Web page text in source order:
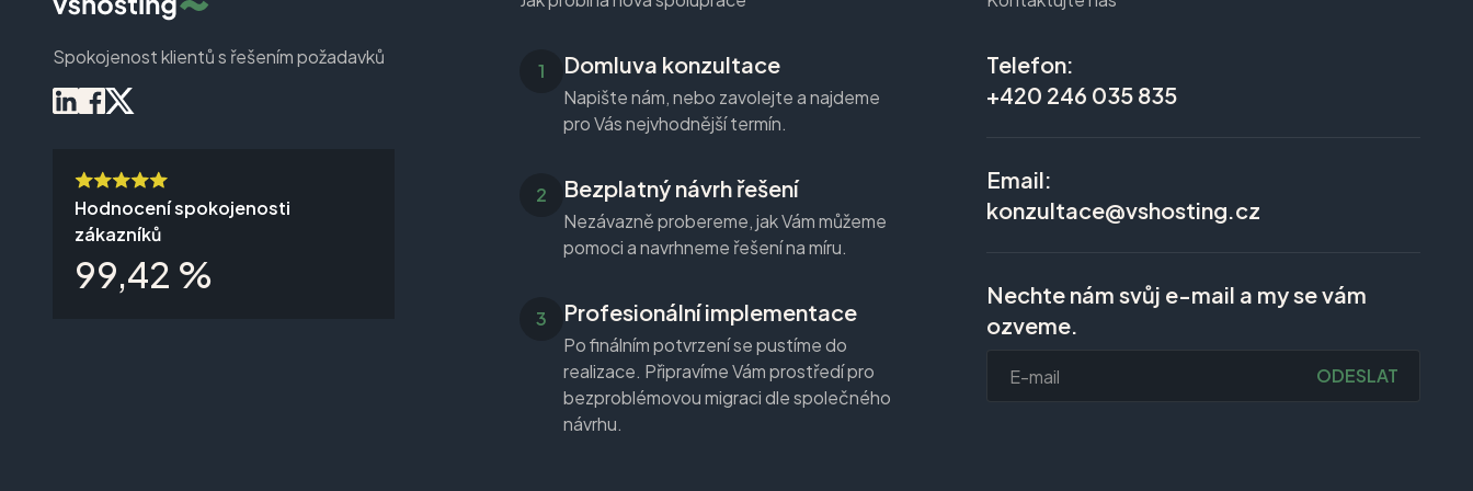
Spokojenost klientů s řešením požadavků
Hodnocení spokojenosti
zákazníků
99,42 %
Domluva konzultace
Napište nám, nebo zavolejte a najdeme
pro Vás nejvhodnější termín.
Bezplatný návrh řešení
Nezávazně probereme, jak Vám můžeme
pomoci a navrhneme řešení na míru.
Profesionální implementace
Po finálním potvrzení se pustíme do
realizace. Připravíme Vám prostředí pro
bezproblémovou migraci dle společného
návrhu.
Telefon:
+420 246 035 835
Email:
konzultace@vshosting.cz
Nechte nám svůj e-mail a my se vám
ozveme.
ODESLAT